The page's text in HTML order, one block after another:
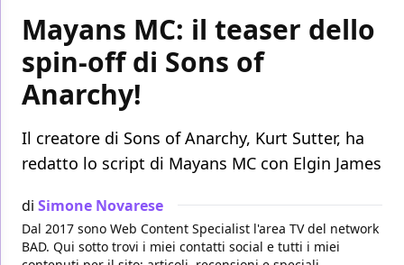
Mayans MC: il teaser dello
spin-off di Sons of
Anarchy!
Il creatore di Sons of Anarchy, Kurt Sutter, ha
redatto lo script di Mayans MC con Elgin James
di Simone Novarese
Dal 2017 sono Web Content Specialist l'area TV del network
BAD. Qui sotto trovi i miei contatti social e tutti i miei